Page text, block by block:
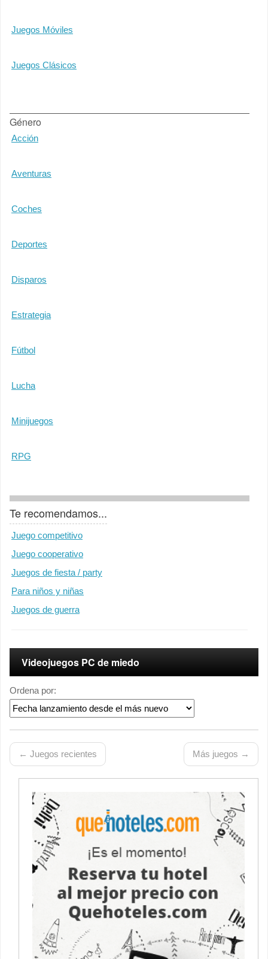
Juegos Móviles
Juegos Clásicos
Género
Acción
Aventuras
Coches
Deportes
Disparos
Estrategia
Fútbol
Lucha
Minijuegos
RPG
Te recomendamos...
Juego competitivo
Juego cooperativo
Juegos de fiesta / party
Para niños y niñas
Juegos de guerra
Videojuegos PC de miedo
Ordena por:
← Juegos recientes Más juegos →